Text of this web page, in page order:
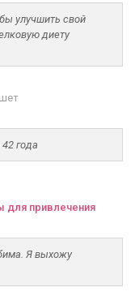
улучшить свой
диету
года
для привлечения
Я выхожу